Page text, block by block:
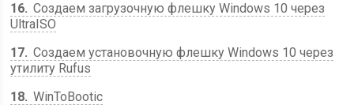
16 Создаем загрузочную флешку Windows 10 через
UltraISO
17 Создаем установочную флешку Windows 10 через
утилиту Rufus
18 WinToBootic